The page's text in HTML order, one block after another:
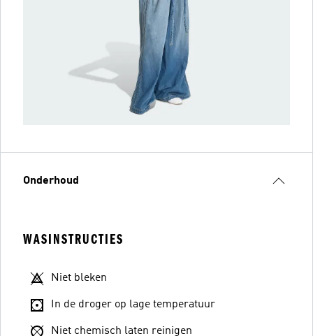
Onderhoud
WASINSTRUCTIES
Niet bleken
In de droger op lage temperatuur
Niet chemisch laten reinigen